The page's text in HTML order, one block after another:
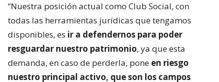
“Nuestra posición actual como Club Social, con
todas las herramientas jurídicas que tengamos
disponibles, es ir a defendernos para poder
resguardar nuestro patrimonio, ya que esta
demanda, en caso de perderla, pone en riesgo
nuestro principal activo, que son los campos